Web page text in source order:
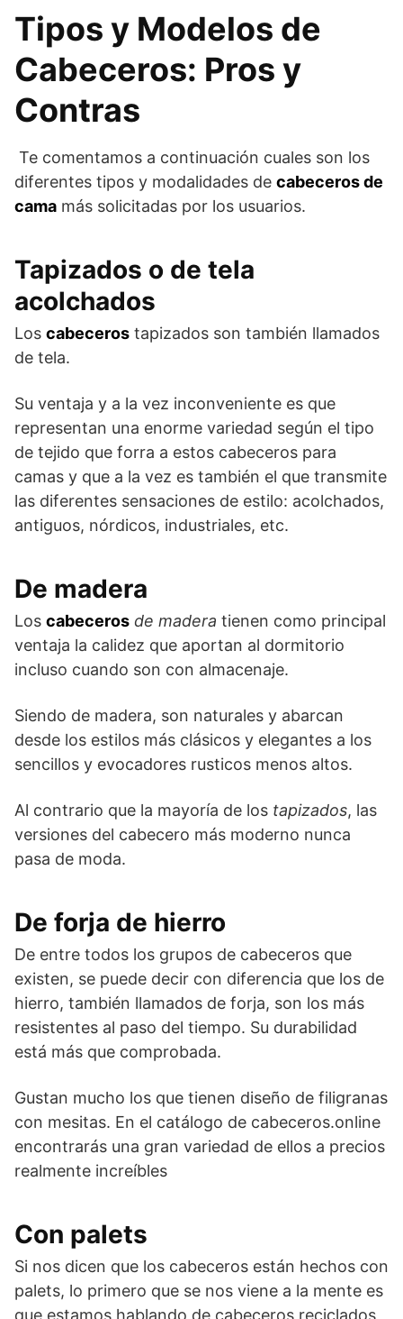
Tipos y Modelos de
Cabeceros: Pros y
Contras
Te comentamos a continuación cuales son los
diferentes tipos y modalidades de cabeceros de
cama más solicitadas por los usuarios.
Tapizados o de tela
acolchados
Los cabeceros tapizados son también llamados
de tela.
Su ventaja y a la vez inconveniente es que
representan una enorme variedad según el tipo
de tejido que forra a estos cabeceros para
camas y que a la vez es también el que transmite
las diferentes sensaciones de estilo: acolchados,
antiguos, nórdicos, industriales, etc.
De madera
Los cabeceros de madera tienen como principal
ventaja la calidez que aportan al dormitorio
incluso cuando son con almacenaje.
Siendo de madera, son naturales y abarcan
desde los estilos más clásicos y elegantes a los
sencillos y evocadores rusticos menos altos.
Al contrario que la mayoría de los tapizados, las
versiones del cabecero más moderno nunca
pasa de moda.
De forja de hierro
De entre todos los grupos de cabeceros que
existen, se puede decir con diferencia que los de
hierro, también llamados de forja, son los más
resistentes al paso del tiempo. Su durabilidad
está más que comprobada.
Gustan mucho los que tienen diseño de filigranas
con mesitas. En el catálogo de cabeceros.online
encontrarás una gran variedad de ellos a precios
realmente increíbles
Con palets
Si nos dicen que los cabeceros están hechos con
palets, lo primero que se nos viene a la mente es
que estamos hablando de cabeceros reciclados